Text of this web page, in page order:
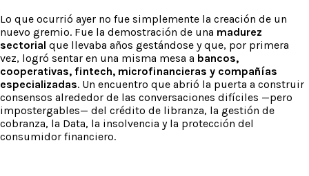
Lo que ocurrió ayer no fue simplemente la creación de un
nuevo gremio. Fue la demostración de una madurez
sectorial que llevaba años gestándose y que, por primera
vez, logró sentar en una misma mesa a bancos,
cooperativas, fintech, microfinancieras y compañías
especializadas. Un encuentro que abrió la puerta a construir
consensos alrededor de las conversaciones difíciles —pero
impostergables— del crédito de libranza, la gestión de
cobranza, la Data, la insolvencia y la protección del
consumidor financiero.